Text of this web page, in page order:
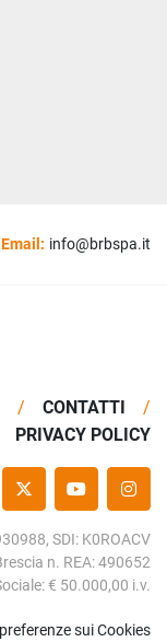
Email: info@brbspa.it
CONTATTI
PRIVACY POLICY
TWITTERYOUTUBE
SDI: K0ROACV
n. REA: 490652
€ 50.000,00 i.v.
sui Cookies